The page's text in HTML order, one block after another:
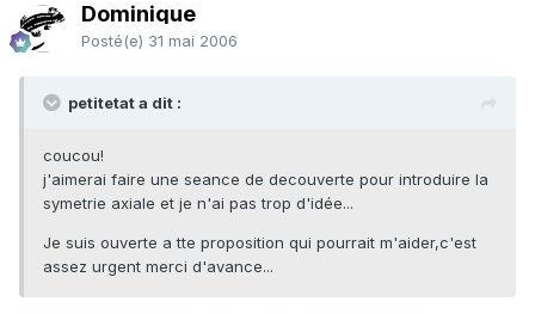
Dominique
Posté(e) 31 mai 2006
petitetat a dit :
coucou!
j'aimerai faire une seance de decouverte pour introduire la
symetrie axiale et je n'ai pas trop d'idée...
Je suis ouverte a tte proposition qui pourrait m'aider,c'est
assez urgent merci d'avance...